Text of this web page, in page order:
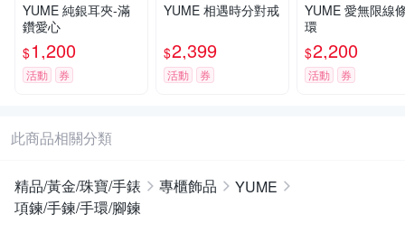
YUME 純銀耳夾-滿
鑽愛心
$1,200
活動 券
YUME 相遇時分對戒
$2,399
活動 券
YUME 愛無限線
環
$2,200
活動 券
此商品相關分類
精品/黃金/珠寶/手錶 專櫃飾品
YUME
項鍊/手鍊/手環/腳鍊